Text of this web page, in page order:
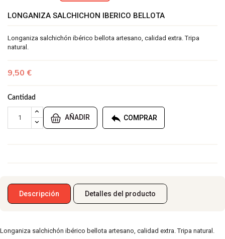
LONGANIZA SALCHICHON IBERICO BELLOTA
Longaniza salchichón ibérico bellota artesano, calidad extra. Tripa
natural.
9,50 €
Cantidad
AÑADIR  COMPRAR
Descripción Detalles del producto
Longaniza salchichón ibérico bellota artesano, calidad extra. Tripa natural.